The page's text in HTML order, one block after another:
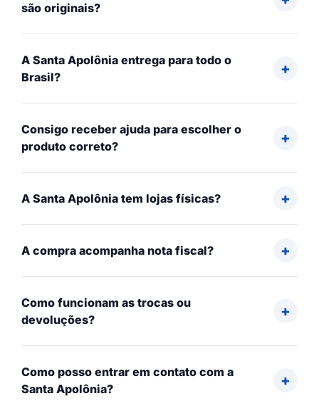
são originais?
A Santa Apolônia entrega para todo o
Brasil?
Consigo receber ajuda para escolher o
produto correto?
A Santa Apolônia tem lojas físicas?
A compra acompanha nota fiscal?
Como funcionam as trocas ou
devoluções?
Como posso entrar em contato com a
Santa Apolônia?